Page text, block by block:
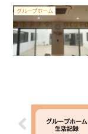
グループホーム